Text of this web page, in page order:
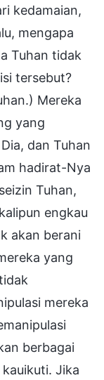
kedamaian,
mengapa
Tuhan tidak
tersebut?
Mereka
yang
dan Tuhan
hadirat-Nya
Tuhan,
engkau
akan berani
yang
mereka
berbagai
Jika